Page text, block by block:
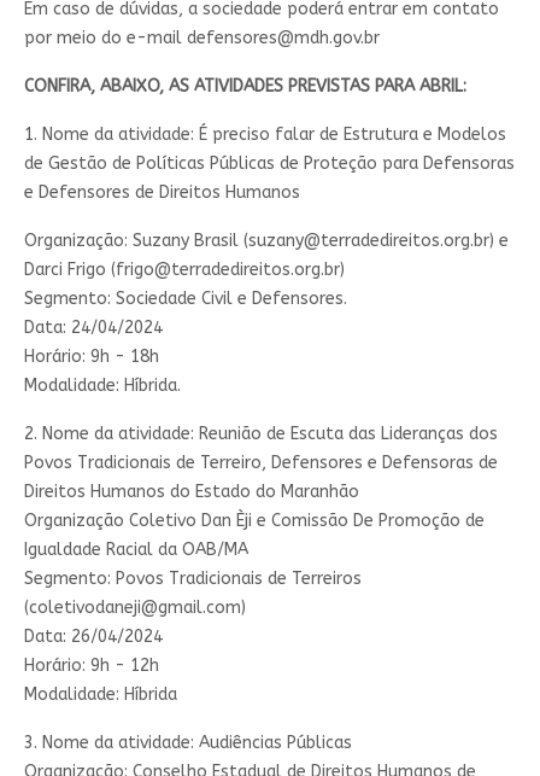
Em caso de dúvidas, a sociedade poderá entrar em contato
por meio do e-mail defensores@mdh.gov.br
CONFIRA, ABAIXO, AS ATIVIDADES PREVISTAS PARA ABRIL:
1. Nome da atividade: É preciso falar de Estrutura e Modelos
de Gestão de Políticas Públicas de Proteção para Defensoras
e Defensores de Direitos Humanos
Organização: Suzany Brasil (suzany@terradedireitos.org.br) e
Darci Frigo (frigo@terradedireitos.org.br)
Segmento: Sociedade Civil e Defensores.
Data: 24/04/2024
Horário: 9h - 18h
Modalidade: Híbrida.
2. Nome da atividade: Reunião de Escuta das Lideranças dos
Povos Tradicionais de Terreiro, Defensores e Defensoras de
Direitos Humanos do Estado do Maranhão
Organização Coletivo Dan Èji e Comissão De Promoção de
Igualdade Racial da OAB/MA
Segmento: Povos Tradicionais de Terreiros
(coletivodaneji@gmail.com)
Data: 26/04/2024
Horário: 9h - 12h
Modalidade: Híbrida
3. Nome da atividade: Audiências Públicas
Organização: Conselho Estadual de Direitos Humanos de